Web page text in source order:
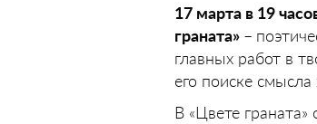
17 марта в 19
граната» –
главных работ в
его поиске смысла
В «Цвете